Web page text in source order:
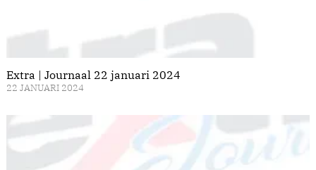
Extra | Journaal 22 januari 2024
22 JANUARI 2024